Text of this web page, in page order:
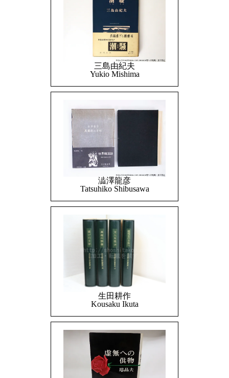
三島由紀夫
Yukio Mishima
澁澤龍彦
Tatsuhiko Shibusawa
生田耕作
Kousaku Ikuta